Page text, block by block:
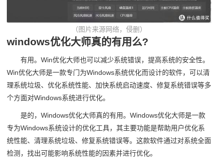
（图片来源网络，侵删）
windows优化大师真的有用么?
有用。Win优化大师也可以减少系统错误，提高系统的安全性。
Win优化大师是一款专门为Windows系统优化而设计的软件，可以清
理系统垃圾、优化系统性能、加快系统启动速度、修复系统错误等多
个方面对Windows系统进行优化。
是的，Windows优化大师真的有用。Windows优化大师是一款
专为Windows系统设计的优化工具，其主要功能是帮助用户优化系
统性能、清理系统垃圾、修复系统错误等。这款软件通过对系统全面
检测，找出可能影响系统性能的因素并进行优化。